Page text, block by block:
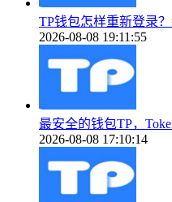
TP钱包怎样重新登录
2026-08-08 19:11:55
最安全的钱包TP，
2026-08-08 17:10:14